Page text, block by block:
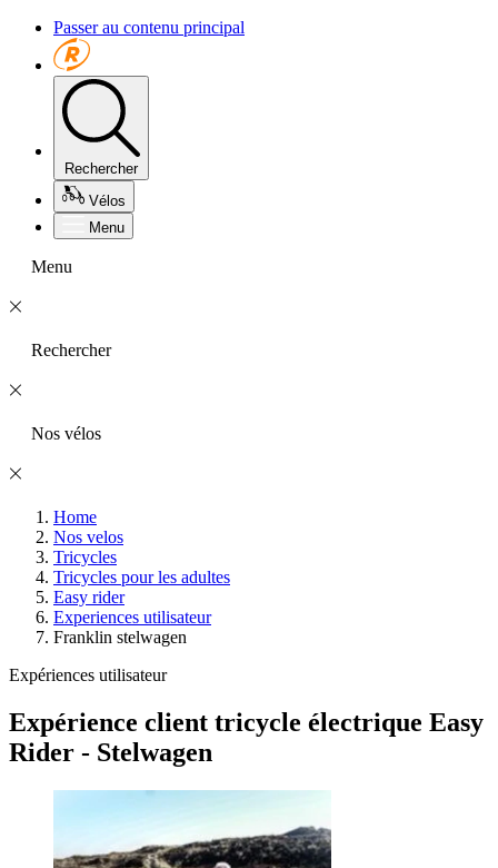
Passer au contenu principal
Rechercher
Vélos
Menu
Menu
Rechercher
Nos vélos
Home
Nos velos
Tricycles
Tricycles pour les adultes
Easy rider
Experiences utilisateur
Franklin stelwagen
Expériences utilisateur
Expérience client tricycle électrique Easy
Rider - Stelwagen